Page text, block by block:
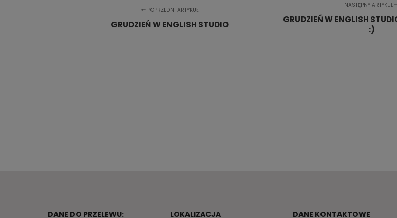
POPRZEDNI ARTYKUŁ
GRUDZIEŃ W ENGLISH STUDIO
NASTĘPNY ARTYKUŁ
GRUDZIEŃ W ENGLISH
:)
DANE DO PRZELEWU: LOKALIZACJA DANE KONTAKTOWE